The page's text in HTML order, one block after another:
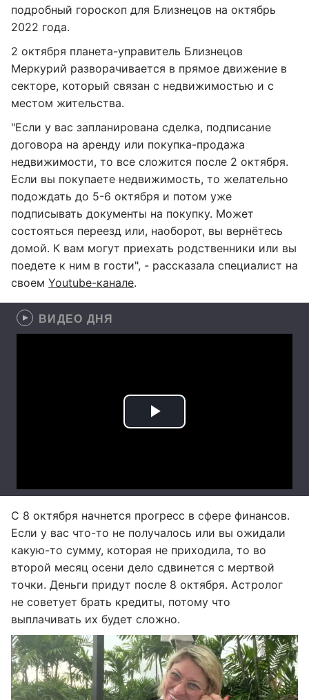
подробный гороскоп для Близнецов на октябрь
2022 года.
2 октября планета-управитель Близнецов
Меркурий разворачивается в прямое движение в
секторе, который связан с недвижимостью и с
местом жительства.
"Если у вас запланирована сделка, подписание
договора на аренду или покупка-продажа
недвижимости, то все сложится после 2 октября.
Если вы покупаете недвижимость, то желательно
подождать до 5-6 октября и потом уже
подписывать документы на покупку. Может
состояться переезд или, наоборот, вы вернётесь
домой. К вам могут приехать родственники или вы
поедете к ним в гости", - рассказала специалист на
своем Youtube-канале.
ВИДЕО ДНЯ
С 8 октября начнется прогресс в сфере финансов.
Если у вас что-то не получалось или вы ожидали
какую-то сумму, которая не приходила, то во
второй месяц осени дело сдвинется с мертвой
точки. Деньги придут после 8 октября. Астролог
не советует брать кредиты, потому что
выплачивать их будет сложно.